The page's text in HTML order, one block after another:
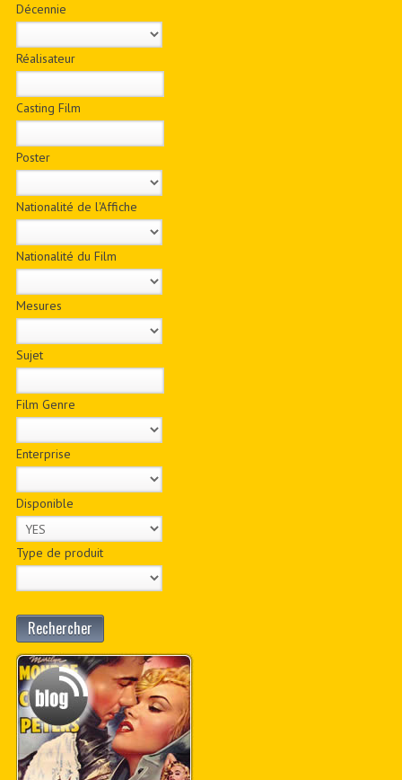
Décennie
Réalisateur
Casting Film
Poster
Nationalité de l'Affiche
Nationalité du Film
Mesures
Sujet
Film Genre
Enterprise
Disponible
Type de produit
Rechercher